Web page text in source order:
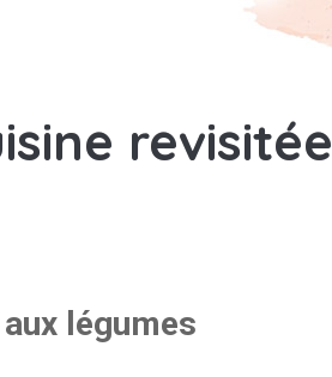
revisitée
légumes